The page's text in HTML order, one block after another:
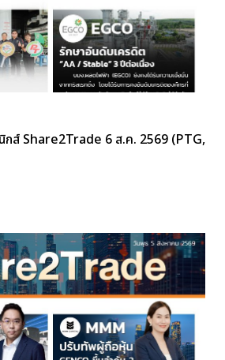
กส์ Share2Trade 6 ส.ค. 2569 (PTG,